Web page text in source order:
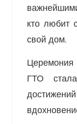
кто любит
свой дом.
ГТО